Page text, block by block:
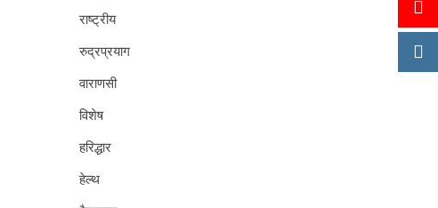
राष्ट्रीय
रुद्रप्रयाग
वाराणसी
विशेष
हरिद्धार
हेल्थ